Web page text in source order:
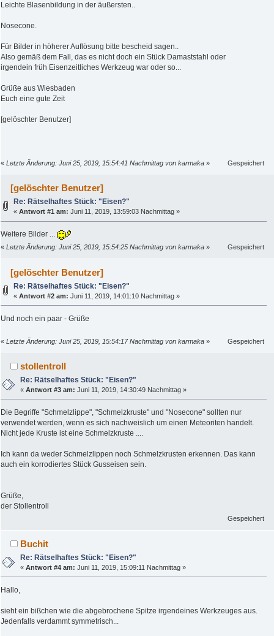
Leichte Blasenbildung in der äußersten..
Nosecone.
Für Bilder in höherer Auflösung bitte bescheid sagen..
Also gemäß dem Fall, das es nicht doch ein Stück Damaststahl oder
irgendein früh Eisenzeitliches Werkzeug war oder so...
Grüße aus Wiesbaden
Euch eine gute Zeit
[gelöschter Benutzer]
« Letzte Änderung: Juni 25, 2019, 15:54:41 Nachmittag von karmaka » Gespeichert
[gelöschter Benutzer]
Re: Rätselhaftes Stück: "Eisen?"
«Antwort #1 am: Juni 11, 2019, 13:59:03 Nachmittag »
Weitere Bilder ...
« Letzte Änderung: Juni 25, 2019, 15:54:25 Nachmittag von karmaka » Gespeichert
[gelöschter Benutzer]
Re: Rätselhaftes Stück: "Eisen?"
«Antwort #2 am: Juni 11, 2019, 14:01:10 Nachmittag »
Und noch ein paar - Grüße
« Letzte Änderung: Juni 25, 2019, 15:54:17 Nachmittag von karmaka » Gespeichert
stollentroll
Re: Rätselhaftes Stück: "Eisen?"
«Antwort #3 am: Juni 11, 2019, 14:30:49 Nachmittag »
Die Begriffe "Schmelzlippe", "Schmelzkruste" und "Nosecone" sollten nur
verwendet werden, wenn es sich nachweislich um einen Meteoriten handelt.
Nicht jede Kruste ist eine Schmelzkruste ....
Ich kann da weder Schmelzlippen noch Schmelzkrusten erkennen. Das kann
auch ein korrodiertes Stück Gusseisen sein.
Grüße,
der Stollentroll
Gespeichert
Buchit
Re: Rätselhaftes Stück: "Eisen?"
«Antwort #4 am: Juni 11, 2019, 15:09:11 Nachmittag »
Hallo,
sieht ein bißchen wie die abgebrochene Spitze irgendeines Werkzeuges aus.
Jedenfalls verdammt symmetrisch...